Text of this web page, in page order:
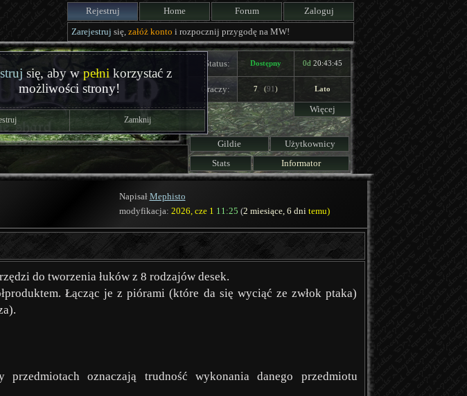
Rejestruj Home Forum
Zaloguj
Zarejestruj się, załóż konto i rozpocznij przygodę na MW!
się, aby w pełnikorzystać z
możliwości strony!
Zamknij
Status: Dostępny 0d 20:43:45
Graczy: 7 (91 ) Lato
Więcej
Gildie
Użytkownicy
Stats
Informator
Napisał Mephisto
modyfikacja: 2026, cze 1 11:25 (2 miesiące, 6 dnitemu)
do tworzenia łuków z 8 rodzajów desek.
Łącząc je z piórami (które da się wyciąć ze zwłok ptaka)
oznaczają trudność wykonania danego przedmiotu